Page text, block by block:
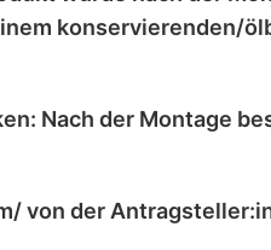
konservierenden/
Nach der Montage
von der